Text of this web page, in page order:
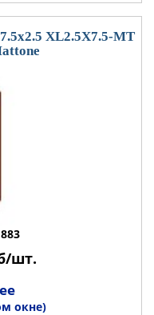
XL2.5X7.5-MT
шт.
окне)